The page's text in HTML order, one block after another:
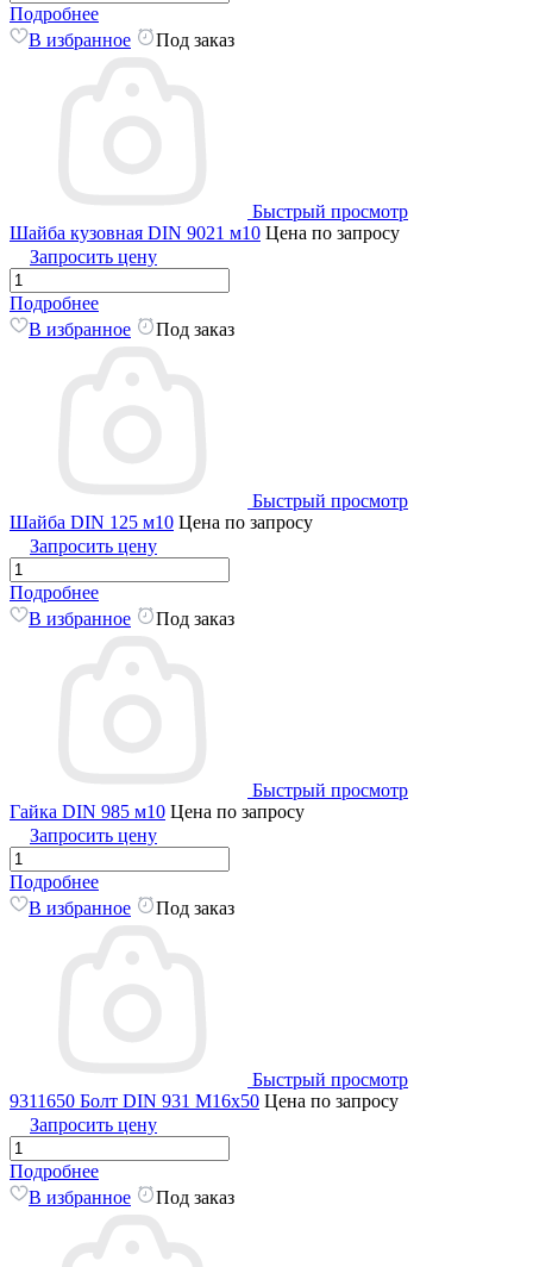
Подробнее
В избранное
Под заказ
Быстрый просмотр
Шайба кузовная DIN 9021 м10 Цена по запросу
Запросить цену
Подробнее
В избранное
Под заказ
Быстрый просмотр
Шайба DIN 125 м10 Цена по запросу
Запросить цену
Подробнее
В избранное
Под заказ
Быстрый просмотр
Гайка DIN 985 м10 Цена по запросу
Запросить цену
Подробнее
В избранное
Под заказ
Быстрый просмотр
9311650 Болт DIN 931 M16x50 Цена по запросу
Запросить цену
Подробнее
В избранное
Под заказ